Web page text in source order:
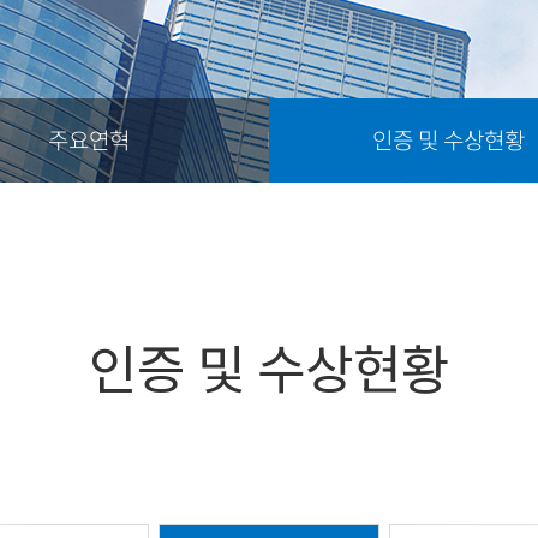
주요연혁 인증 및 수상현황
인증 및 수상현황